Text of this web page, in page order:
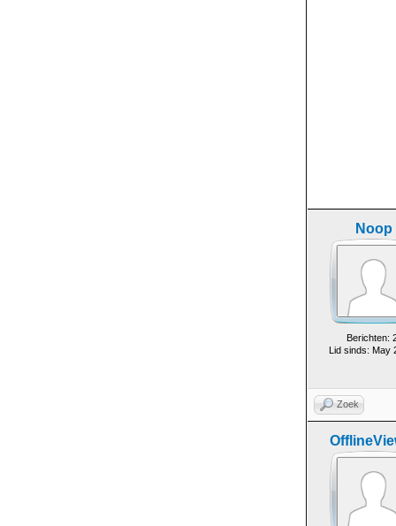
Noop
Berichten:
Lid sinds: May
Zoek